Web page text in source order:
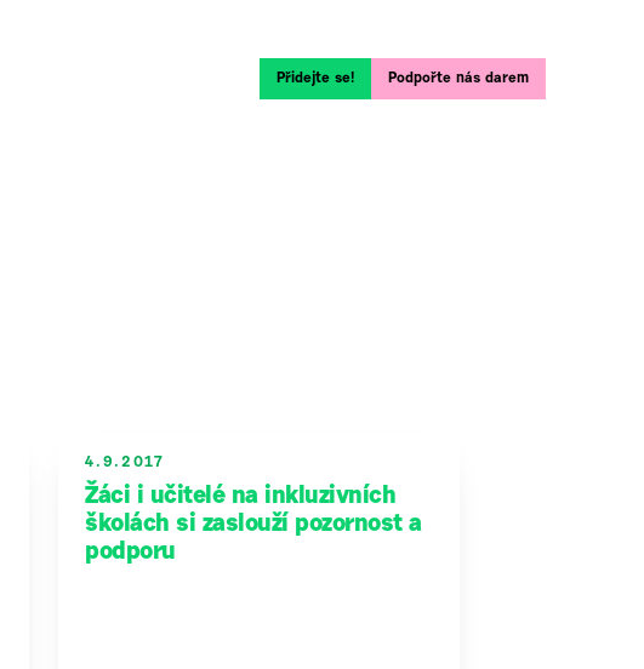
Přidejte se! Podpořte nás darem
4.9.2017
Žáci i učitelé na inkluzivních
školách si zaslouží pozornost a
podporu